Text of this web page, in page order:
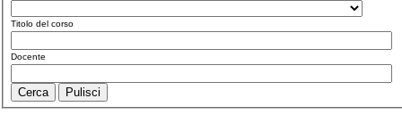
Titolo del corso
Docente